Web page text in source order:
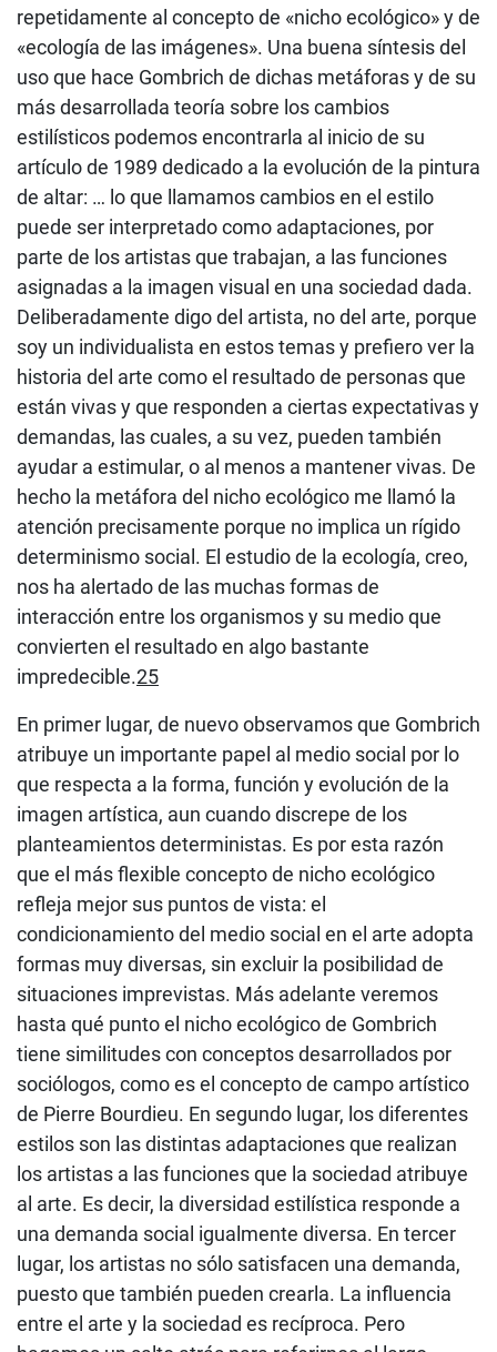
repetidamente al concepto de «nicho ecológico» y de
«ecología de las imágenes». Una buena síntesis del
uso que hace Gombrich de dichas metáforas y de su
más desarrollada teoría sobre los cambios
estilísticos podemos encontrarla al inicio de su
artículo de 1989 dedicado a la evolución de la pintura
de altar: … lo que llamamos cambios en el estilo
puede ser interpretado como adaptaciones, por
parte de los artistas que trabajan, a las funciones
asignadas a la imagen visual en una sociedad dada.
Deliberadamente digo del artista, no del arte, porque
soy un individualista en estos temas y prefiero ver la
historia del arte como el resultado de personas que
están vivas y que responden a ciertas expectativas y
demandas, las cuales, a su vez, pueden también
ayudar a estimular, o al menos a mantener vivas. De
hecho la metáfora del nicho ecológico me llamó la
atención precisamente porque no implica un rígido
determinismo social. El estudio de la ecología, creo,
nos ha alertado de las muchas formas de
interacción entre los organismos y su medio que
convierten el resultado en algo bastante
impredecible.25
En primer lugar, de nuevo observamos que Gombrich
atribuye un importante papel al medio social por lo
que respecta a la forma, función y evolución de la
imagen artística, aun cuando discrepe de los
planteamientos deterministas. Es por esta razón
que el más flexible concepto de nicho ecológico
refleja mejor sus puntos de vista: el
condicionamiento del medio social en el arte adopta
formas muy diversas, sin excluir la posibilidad de
situaciones imprevistas. Más adelante veremos
hasta qué punto el nicho ecológico de Gombrich
tiene similitudes con conceptos desarrollados por
sociólogos, como es el concepto de campo artístico
de Pierre Bourdieu. En segundo lugar, los diferentes
estilos son las distintas adaptaciones que realizan
los artistas a las funciones que la sociedad atribuye
al arte. Es decir, la diversidad estilística responde a
una demanda social igualmente diversa. En tercer
lugar, los artistas no sólo satisfacen una demanda,
puesto que también pueden crearla. La influencia
entre el arte y la sociedad es recíproca. Pero